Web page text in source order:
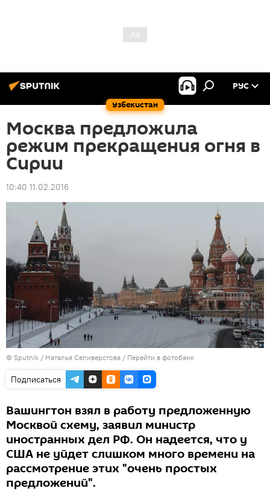
Узбекистан
РУС
Москва предложила
режим прекращения огня в
Сирии
10:40 11.02.2016
© Sputnik / Наталья Селиверстова / Перейти в фотобанк
Подписаться
Вашингтон взял в работу предложенную
Москвой схему, заявил министр
иностранных дел РФ. Он надеется, что у
США не уйдет слишком много времени на
рассмотрение этих "очень простых
предложений".